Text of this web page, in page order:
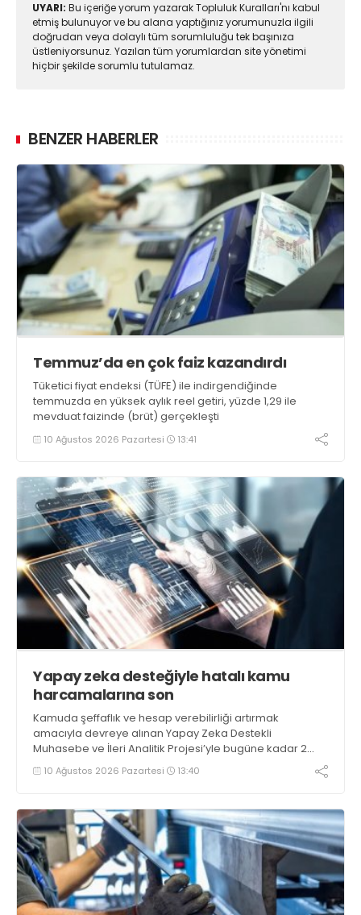
UYARI: Bu içeriğe yorum yazarak Topluluk Kuralları'nı kabul
etmiş bulunuyor ve bu alana yaptığınız yorumunuzla ilgili
doğrudan veya dolaylı tüm sorumluluğu tek başınıza
üstleniyorsunuz. Yazılan tüm yorumlardan site yönetimi
hiçbir şekilde sorumlu tutulamaz.
BENZER HABERLER
Temmuz’da en çok faiz kazandırdı
Tüketici fiyat endeksi (TÜFE) ile indirgendiğinde
temmuzda en yüksek aylık reel getiri, yüzde 1,29 ile
mevduat faizinde (brüt) gerçekleşti
10 Ağustos 2026 Pazartesi 13:41
Yapay zeka desteğiyle hatalı kamu
harcamalarına son
Kamuda şeffaflık ve hesap verebilirliği artırmak
amacıyla devreye alınan Yapay Zeka Destekli
Muhasebe ve İleri Analitik Projesi’yle bugüne kadar 2
milyar liranın üzerinde verimsizlik riski taşıyan kamu
harcaması tespit edildi
10 Ağustos 2026 Pazartesi 13:40